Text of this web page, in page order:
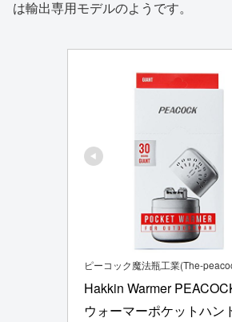
は輸出専用モデルのようです。
ピーコック魔法瓶工業(The-
Hakkin Warmer
ウォーマーポケットハン